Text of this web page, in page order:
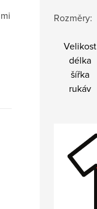
Hudebnikum.cz
Rozměry:
Velikost
délka
šířka
rukáv